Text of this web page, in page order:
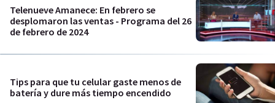
Telenueve Amanece: En febrero se
desplomaron las ventas - Programa del 26
de febrero de 2024
Tips para que tu celular gaste menos de
batería y dure más tiempo encendido